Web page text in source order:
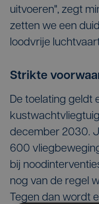
uitvoeren", zegt
zetten we een
loodvrije
Strikte
De toelating geldt
december 2030.
600
bij
nog van de regel
Tegen dan wordt